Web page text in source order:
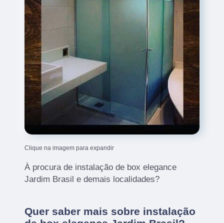
Clique na imagem para expandir
À procura de instalação de box elegance
Jardim Brasil e demais localidades?
Quer saber mais sobre instalação